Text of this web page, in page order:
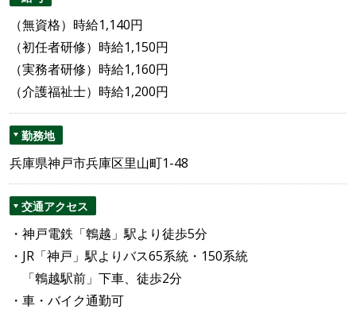
（無資格）時給1,140円
（初任者研修）時給1,150円
（実務者研修）時給1,160円
（介護福祉士）時給1,200円
勤務地
兵庫県神戸市兵庫区里山町1-48
交通アクセス
・神戸電鉄「鵯越」駅より徒歩5分
・JR「神戸」駅よりバス65系統・150系統
「鵯越駅前」下車、徒歩2分
・車・バイク通勤可